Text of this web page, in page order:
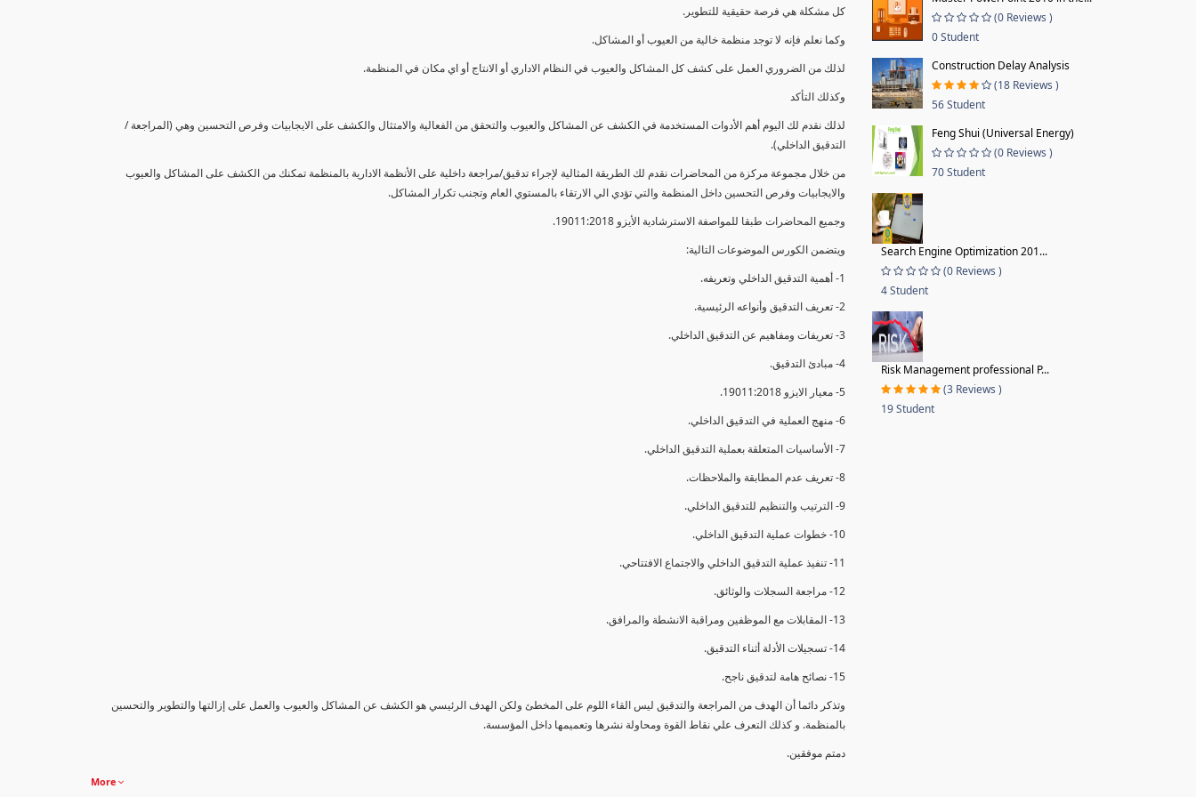
كل مشكلة هي فرصة حقيقية للتطوير.
وكما نعلم فإنه لا توجد منظمة خالية من العيوب أو المشاكل.
لذلك من الضروري العمل على كشف كل المشاكل والعيوب في النظام الاداري أو الانتاج أو اي مكان في المنظمة.
وكذلك التأكد
لذلك نقدم لك اليوم أهم الأدوات المستخدمة في الكشف عن المشاكل والعيوب والتحقق من الفعالية والامتثال والكشف على الايجابيات وفرص التحسين وهي (المراجعة /
التدقيق الداخلي).
من خلال مجموعة مركزة من المحاضرات نقدم لك الطريقة المثالية لإجراء تدقيق/مراجعة داخلية على الأنظمة الادارية بالمنظمة تمكنك من الكشف على المشاكل والعيوب
والايجابيات وفرص التحسين داخل المنظمة والتي تؤدي الي الارتقاء بالمستوي العام وتجنب تكرار المشاكل.
وجميع المحاضرات طبقا للمواصفة الاسترشادية الأيزو 19011:2018.
ويتضمن الكورس الموضوعات التالية:
1- أهمية التدقيق الداخلي وتعريفه.
2- تعريف التدقيق وأنواعه الرئيسية.
3- تعريفات ومفاهيم عن التدقيق الداخلي.
4- مبادئ التدقيق.
5- معيار الايزو 19011:2018.
6- منهج العملية في التدقيق الداخلي.
7- الأساسيات المتعلقة بعملية التدقيق الداخلي.
8- تعريف عدم المطابقة والملاحظات.
9- الترتيب والتنظيم للتدقيق الداخلي.
10- خطوات عملية التدقيق الداخلي.
11- تنفيذ عملية التدقيق الداخلي والاجتماع الافتتاحي.
12- مراجعة السجلات والوثائق.
13- المقابلات مع الموظفين ومراقبة الانشطة والمرافق.
14- تسجيلات الأدلة أثناء التدقيق.
15- نصائح هامة لتدقيق ناجح.
وتذكر دائما أن الهدف من المراجعة والتدقيق ليس القاء اللوم على المخطئ ولكن الهدف الرئيسي هو الكشف عن المشاكل والعيوب والعمل على إزالتها والتطوير والتحسين
بالمنظمة. و كذلك التعرف علي نقاط القوة ومحاولة نشرها وتعميمها داخل المؤسسة.
دمتم موفقين.
More
(0 Reviews )
0 Student
Construction Delay Analysis
(18 Reviews )
56 Student
Feng Shui (Universal Energy)
(0 Reviews )
70 Student
Search Engine Optimization 201...
(0 Reviews )
4 Student
Risk Management professional P...
(3 Reviews )
19 Student